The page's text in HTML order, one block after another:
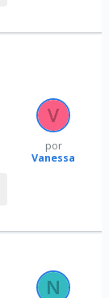
por
Vanessa